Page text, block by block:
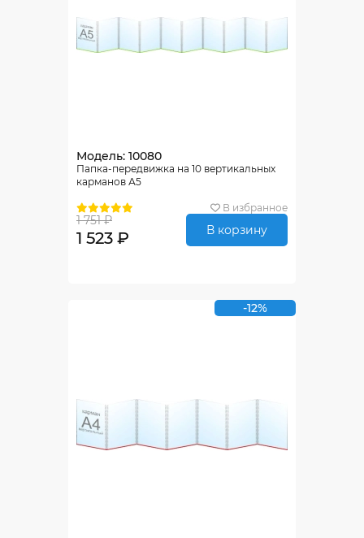
Модель: 10080
Папка-передвижка на 10 вертикальных
карманов А5
В избранное
1 751 ₽
1 523 ₽ В корзину
-12%